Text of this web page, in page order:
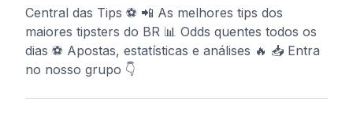
Central das Tips ⚽️ 📲 As melhores tips dos
maiores tipsters do BR 📊 Odds quentes todos os
dias ⚽️ Apostas, estatísticas e análises 🔥 📥 Entra
no nosso grupo 👇